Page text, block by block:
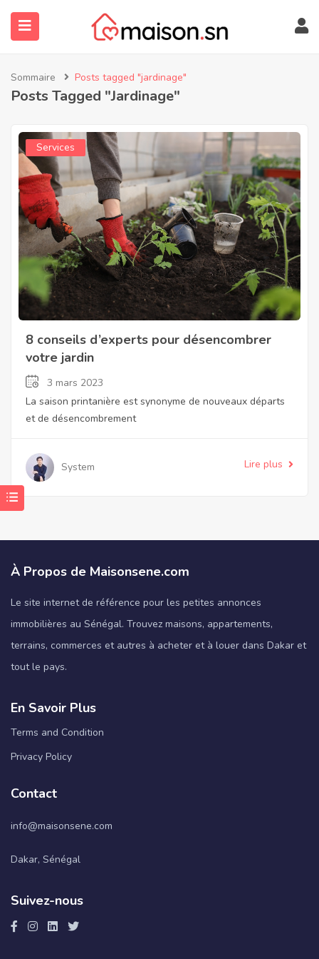
(À Propos)
Sommaire Posts tagged "jardinage"
Posts Tagged "jardinage"
Services
8 conseils d’experts pour désencombrer
votre jardin
3 mars 2023
La saison printanière est synonyme de nouveaux départs
et de désencombrement
System Lire plus
À Propos de Maisonsene.com
Le site internet de référence pour les petites annonces
immobilières au Sénégal. Trouvez maisons, appartements,
terrains, commerces et autres à acheter et à louer dans Dakar et
tout le pays.
En Savoir Plus
Terms and Condition
Privacy Policy
Contact
info@maisonsene.com
Dakar, Sénégal
Suivez-nous